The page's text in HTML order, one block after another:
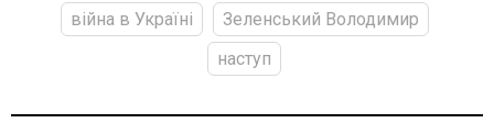
війна в Україні
Зеленський Володимир
наступ